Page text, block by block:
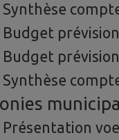
Synthèse
Budget
Budget
Synthèse
Présentation